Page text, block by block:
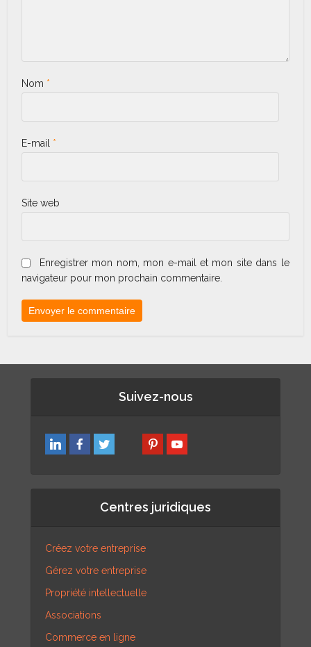
Nom *
E-mail *
Site web
Enregistrer mon nom, mon e-mail et mon site dans le
navigateur pour mon prochain commentaire.
Suivez-nous
Centres juridiques
Créez votre entreprise
Gérez votre entreprise
Propriété intellectuelle
Associations
Commerce en ligne